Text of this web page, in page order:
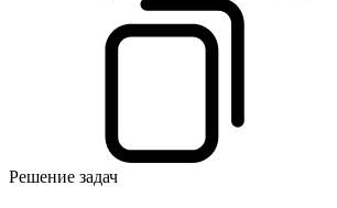
Решение задач